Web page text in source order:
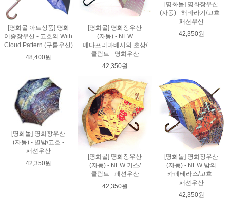
[명화몰 아트상품] 명화
이중장우산 - 고흐의 With
Cloud Pattern (구름우산)
48,400원
[명화몰] 명화장우산
(자동) - NEW
메다프리마베시의 초상/
클림트 - 명화우산
42,350원
[명화몰] 명화장우산
(자동) - 해바라기/고흐 -
패션우산
42,350원
[명화몰] 명화장우산
(자동) - 별밤/고흐 -
패션우산
42,350원
[명화몰] 명화장우산
(자동) - NEW 키스/
클림트 - 패션우산
42,350원
[명화몰] 명화장우산
(자동) - NEW 밤의
카페테라스/고흐 -
패션우산
42,350원